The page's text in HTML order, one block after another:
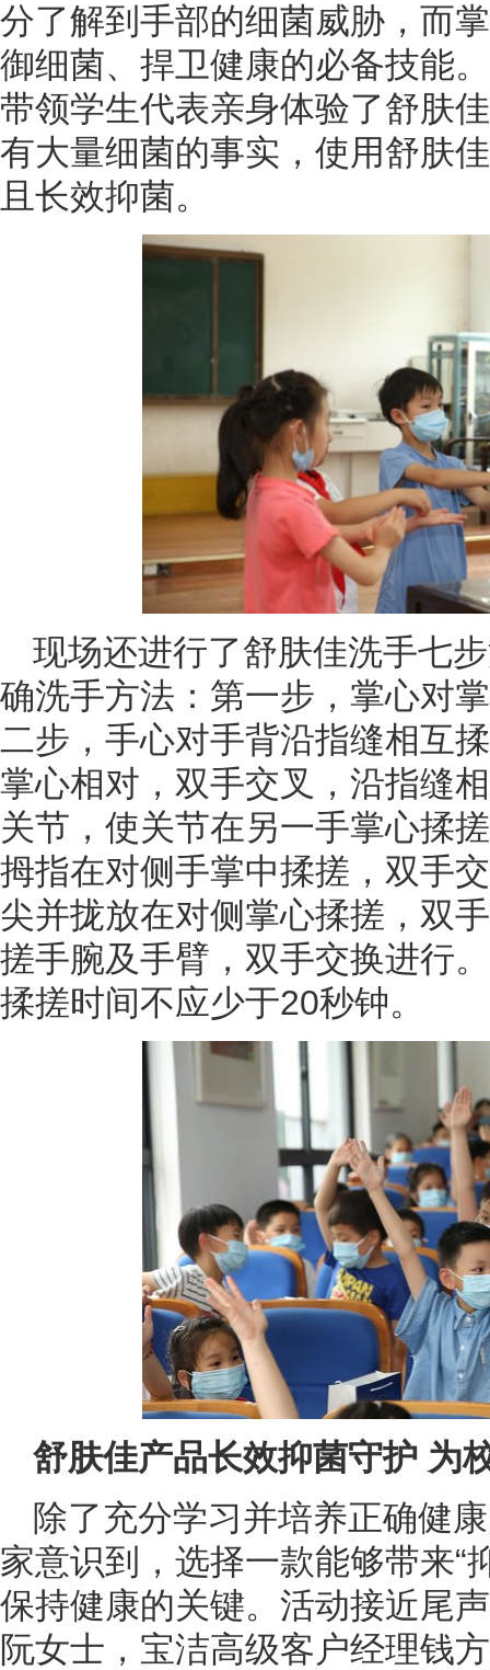
分了解到手部的细菌威胁，而
御细菌、捍卫健康的必备技能
带领学生代表亲身体验了舒肤
有大量细菌的事实，使用舒肤
且长效抑菌。
现场还进行了舒肤佳洗手七
确洗手方法：第一步，掌心对
二步，手心对手背沿指缝相互
掌心相对，双手交叉，沿指缝
关节，使关节在另一手掌心揉
拇指在对侧手掌中揉搓，双手
尖并拢放在对侧掌心揉搓，双
搓手腕及手臂，双手交换进行
揉搓时间不应少于20秒钟。
舒肤佳产品长效抑菌守护 为
除了充分学习并培养正确健
家意识到，选择一款能够带来“
保持健康的关键。活动接近尾
阮女士，宝洁高级客户经理钱